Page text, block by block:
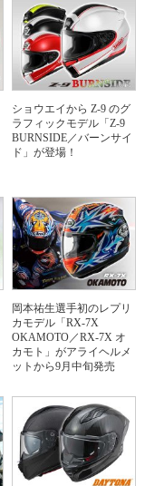
ショウエイから Z-9 のグ
ラフィックモデル「Z-9
BURNSIDE／バーンサイ
ド」が登場！
岡本祐生選手初のレプリ
カモデル「RX-7X
OKAMOTO／RX-7X オ
カモト」がアライヘルメ
ットから9月中旬発売